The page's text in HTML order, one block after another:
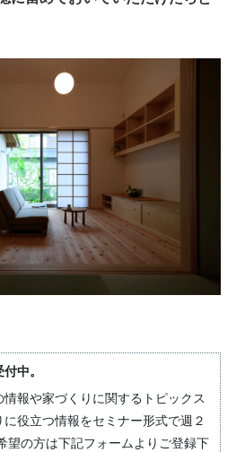
中。
情報や家づくりに関するトピックス
役立つ情報をセミナー形式で週２
望の方は下記フォームよりご登録下